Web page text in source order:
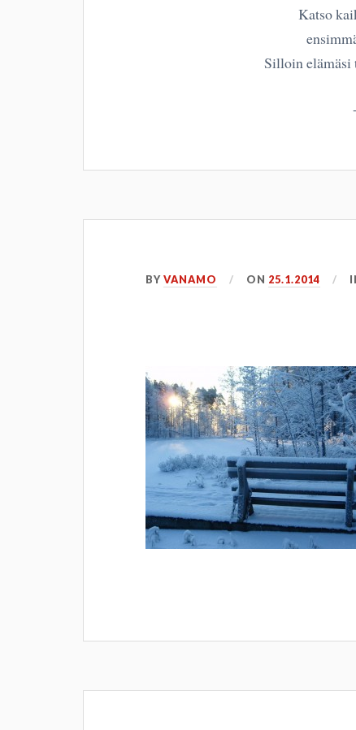
Katso
Silloin elämäsi
BYVANAMO ON 25.1.2014